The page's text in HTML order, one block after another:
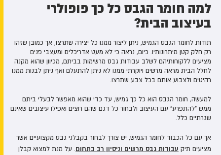
למה חומר הגבס כל כך פופולרי
בעיצוב הבית?
תודות לחומר הגבס הגמיש, ניתן ליצור ממנו כל יצירה שתרצו, אך כמובן שזהו
רק חלק קטן מיתרונותיו. כיום, נראה כי לא מעט אדריכלים ומעצבי פנים
מציעים ללקוחותיהם לשלב עבודות גבס מרשימות בביתם, מכיוון שהוא מקנה
לחלל הבית מראה מרשים ויוקרתי ממנו לא ניתן להתעלם ואף ניתן לבנות ממנו
רהיטים ולצבוע אותם בכל צבע שתרצו.
למעשה, חומר הגבס הוא כל כך גמיש, עד כדי שהוא מאפשר לבעלי ביתם
ממש "להתפרע" עם העיצוב ולבחור כל דגם שהם רוצים ואפילו עיצובים שאינם
שגרתיים כלל.
אך עם כל הכבוד לחומר הגמיש, יש צורך לבחור בקבלני גבס מקצועיים אשר
מציעים תיק עבודות גבס מרשים וניסיון רב בתחום. על מנת למצוא קבלן